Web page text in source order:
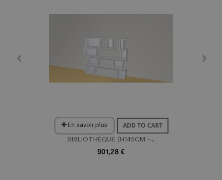
En savoir plus ADD TO CART
BIBLIOTHÈQUE (H145CM -...
901,28 €